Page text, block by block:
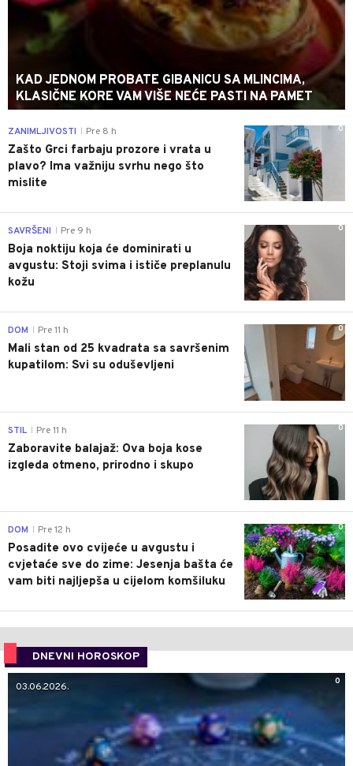
KAD JEDNOM PROBATE GIBANICU SA MLINCIMA,
KLASIČNE KORE VAM VIŠE NEĆE PASTI NA PAMET
0
ZANIMLJIVOSTI Pre 8 h
Zašto Grci farbaju prozore i vrata u
plavo? Ima važniju svrhu nego što
mislite
0
SAVRŠENI Pre 9 h
Boja noktiju koja će dominirati u
avgustu: Stoji svima i ističe preplanulu
kožu
0
DOM Pre 11 h
Mali stan od 25 kvadrata sa savršenim
kupatilom: Svi su oduševljeni
0
STIL Pre 11 h
Zaboravite balajaž: Ova boja kose
izgleda otmeno, prirodno i skupo
0
DOM Pre 12 h
Posadite ovo cvijeće u avgustu i
cvjetaće sve do zime: Jesenja bašta će
vam biti najljepša u cijelom komšiluku
DNEVNI HOROSKOP
0
03.06.2026.